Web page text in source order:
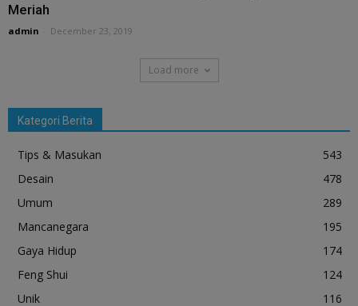
Meriah
admin December 23, 2019
Load more
Kategori Berita
Tips & Masukan
543
Desain
478
Umum
289
Mancanegara
195
Gaya Hidup
174
Feng Shui
124
Unik
116